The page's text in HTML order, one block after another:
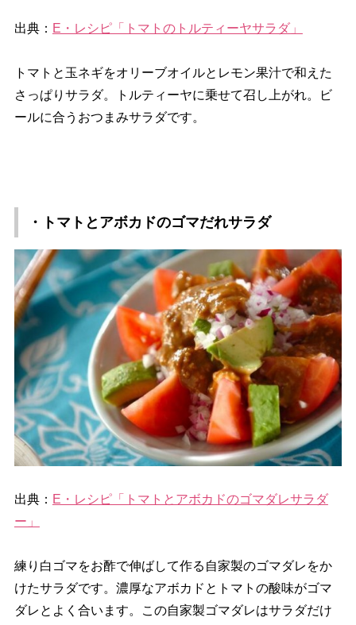
出典： E・レシピ「トマトのトルティーヤサラダ」
トマトと玉ネギをオリーブオイルとレモン果汁で和えた
さっぱりサラダ。トルティーヤに乗せて召し上がれ。ビ
ールに合うおつまみサラダです。
・トマトとアボカドのゴマだれサラダ
出典： E・レシピ「トマトとアボカドのゴマダレサラダ
ー」
練り白ゴマをお酢で伸ばして作る自家製のゴマダレをか
けたサラダです。濃厚なアボカドとトマトの酸味がゴマ
ダレとよく合います。この自家製ゴマダレはサラダだけ